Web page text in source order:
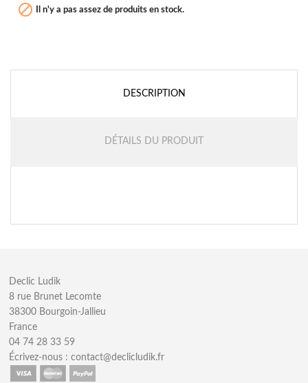
 Il n'y a pas assez de produits en stock.
DESCRIPTION
DÉTAILS DU PRODUIT
Declic Ludik
8 rue Brunet Lecomte
38300 Bourgoin-Jallieu
France
04 74 28 33 59
Écrivez-nous :contact@declicludik.fr